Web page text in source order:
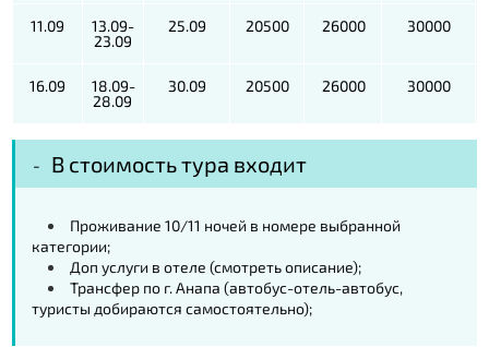
11.09
13.09-
23.09
25.09 20500 26000 30000
16.09
18.09-
28.09
30.09 20500 26000 30000
В стоимость тура входит
Проживание 10/11 ночей в номере выбранной
категории;
Доп услуги в отеле (смотреть описание);
Трансфер по г. Анапа (автобус-отель-автобус,
туристы добираются самостоятельно);